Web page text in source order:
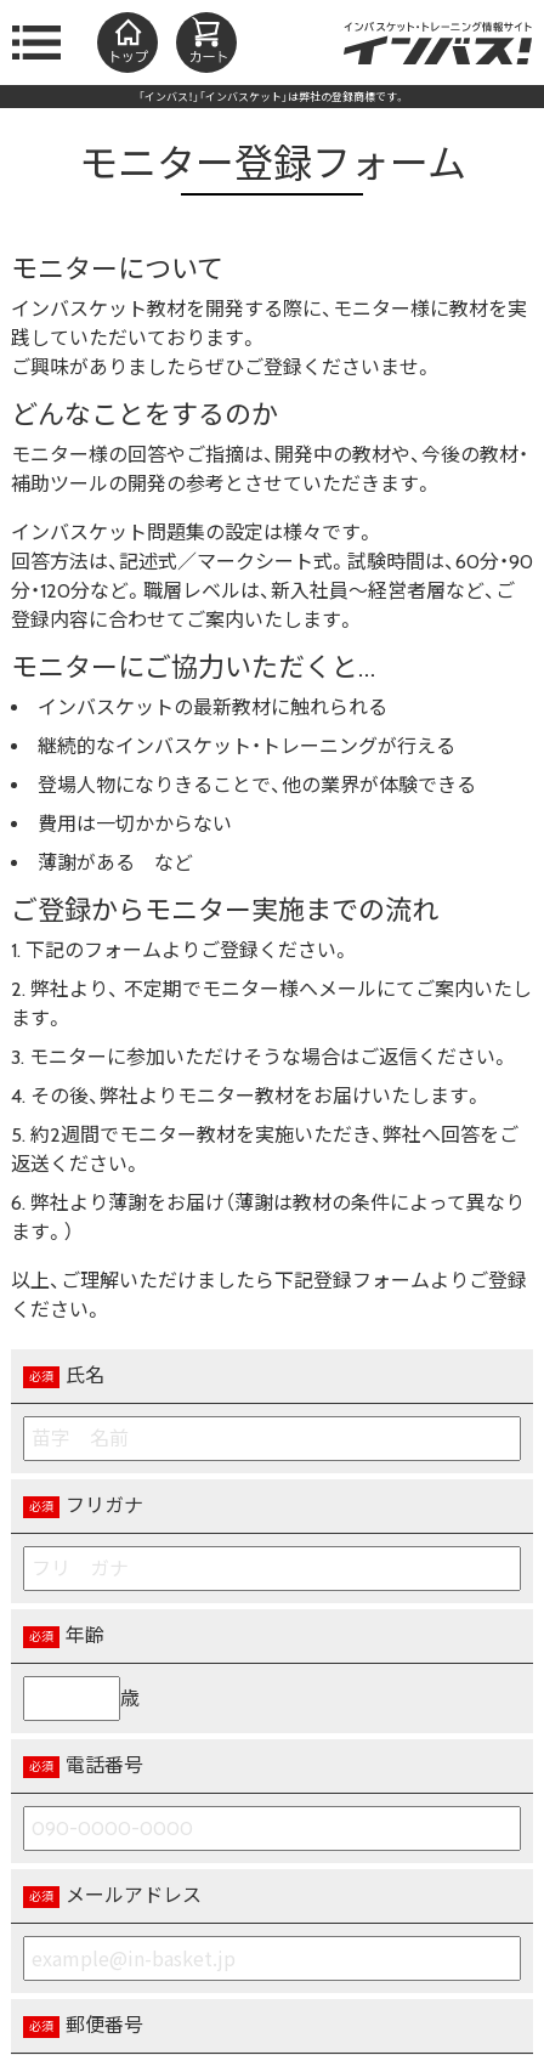
「インバス！」「インバスケット」は弊社の登録商標です。
モニター登録フォーム
モニターについて
インバスケット教材を開発する際に、モニター様に教材を実
践していただいております。
ご興味がありましたらぜひご登録くださいませ。
どんなことをするのか
モニター様の回答やご指摘は、開発中の教材や、今後の教材・
補助ツールの開発の参考とさせていただきます。
インバスケット問題集の設定は様々です。
回答方法は、記述式／マークシート式。試験時間は、60分・90
分・120分など。職層レベルは、新入社員～経営者層など、ご
登録内容に合わせてご案内いたします。
モニターにご協力いただくと…
インバスケットの最新教材に触れられる
継続的なインバスケット・トレーニングが行える
登場人物になりきることで、他の業界が体験できる
費用は一切かからない
薄謝がある など
ご登録からモニター実施までの流れ
下記のフォームよりご登録ください。
弊社より、 不定期でモニター様へメールにてご案内いたし
ます。
モニターに参加いただけそうな場合はご返信ください。
その後、弊社よりモニター教材をお届けいたします。
約2週間でモニター教材を実施いただき、弊社へ回答をご
返送ください。
弊社より薄謝をお届け（薄謝は教材の条件によって異なり
ます。）
以上、ご理解いただけましたら下記登録フォームよりご登録
ください。
氏名
フリガナ
年齢
歳
電話番号
メールアドレス
郵便番号